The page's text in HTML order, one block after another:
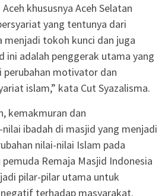
khususnya Aceh Selatan
yang tentunya dari
menjadi tokoh kunci dan juga
ini adalah penggerak utama yang
perubahan motivator dan
islam,” kata Cut Syazalisma.
kemakmuran dan
ibadah di masjid yang menjadi
nilai-nilai Islam pada
Remaja Masjid Indonesia
pilar-pilar utama untuk
terhadap masyarakat.